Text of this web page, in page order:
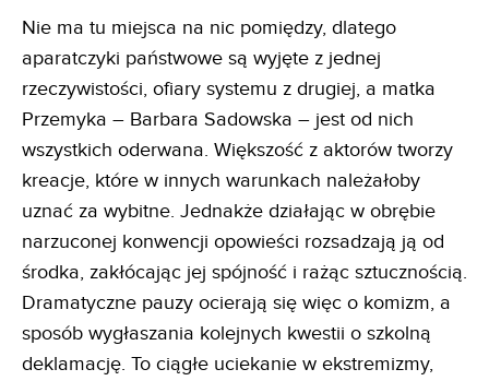
Nie ma tu miejsca na nic pomiędzy, dlatego
aparatczyki państwowe są wyjęte z jednej
rzeczywistości, ofiary systemu z drugiej, a matka
Przemyka – Barbara Sadowska – jest od nich
wszystkich oderwana. Większość z aktorów tworzy
kreacje, które w innych warunkach należałoby
uznać za wybitne. Jednakże działając w obrębie
narzuconej konwencji opowieści rozsadzają ją od
środka, zakłócając jej spójność i rażąc sztucznością.
Dramatyczne pauzy ocierają się więc o komizm, a
sposób wygłaszania kolejnych kwestii o szkolną
deklamację. To ciągłe uciekanie w ekstremizmy,